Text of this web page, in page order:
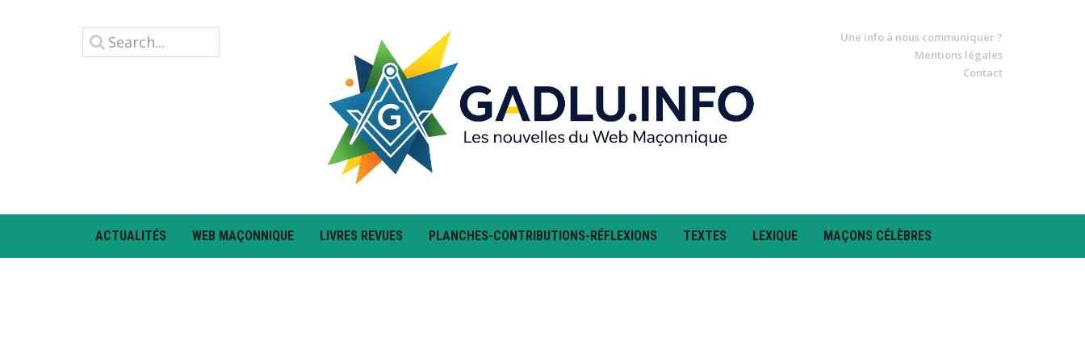
Une info à nous communiquer ?
Mentions légales
Contact
ACTUALITÉS WEB MAÇONNIQUE LIVRES REVUES PLANCHES-CONTRIBUTIONS-RÉFLEXIONS TEXTES LEXIQUE MAÇONS CÉLÈBRES